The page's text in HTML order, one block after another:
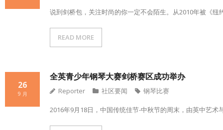
说到剑桥包，关注时尚的你一定不会陌生。从2010年被《纽
READ MORE
全英青少年钢琴大赛剑桥赛区成功举办
26
9 月 Reporter 社区要闻 钢琴比赛
2016年9月18日，中国传统佳节-中秋节的周末，由英中艺